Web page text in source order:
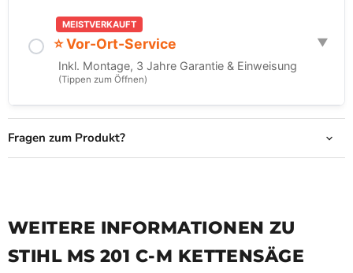
MEISTVERKAUFT
⭐ Vor-Ort-Service
Inkl. Montage, 3 Jahre Garantie & Einweisung
(Tippen zum Öffnen)
Verbindliche Reservierung
Gesamtpreis:...(Zahlbar bei Abholung)
Fragen zum Produkt?
WEITERE INFORMATIONEN ZU
STIHL MS 201 C-M KETTENSÄGE